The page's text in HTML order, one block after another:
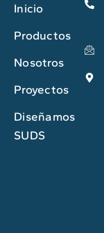
Inicio
Productos
Nosotros
Proyectos
Diseñamos
SUDS